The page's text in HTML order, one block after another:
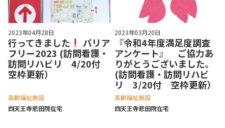
2023年04月28日
行ってきました
バリア
フリー2023 (訪問看護・
訪問リハビリ 4/20付
空枠更新）
高齢福祉施設
四天王寺悲⽥院在宅
2023年03月20日
『令和4年度満足度調査
アンケート』 ご協力あ
りがとうございました。
(訪問看護・訪問リハビ
リ 3/20付 空枠更新）
高齢福祉施設
四天王寺悲⽥院在宅